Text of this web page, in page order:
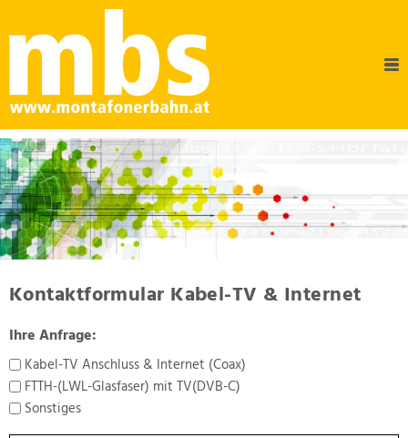
Kontaktformular Kabel-TV & Internet
Ihre Anfrage:
Kabel-TV Anschluss & Internet (Coax)
FTTH-(LWL-Glasfaser) mit TV(DVB-C)
Sonstiges